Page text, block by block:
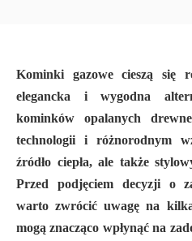
Kominki gazowe cieszą się
elegancka i wygodna
kominków opalanych
technologii i różnorodnym
źródło ciepła, ale także
Przed podjęciem decyzji o
warto zwrócić uwagę na
mogą znacząco wpłynąć na